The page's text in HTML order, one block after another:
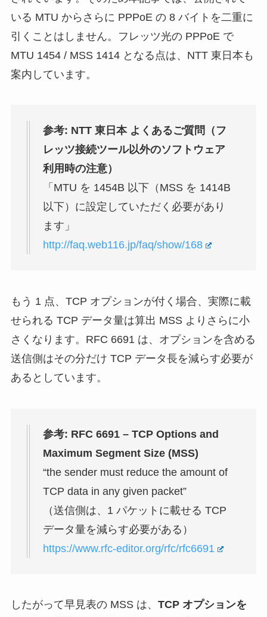
いる MTU からさらに PPPoE の 8 バイトを二重に
引くことはしません。フレッツ光の PPPoE で
MTU 1454 / MSS 1414 となる点は、NTT 東日本も
案内しています。
参考: NTT 東日本 よくあるご質問（フ
レッツ接続ツール以外のソフトウェア
利用時の注意）
「MTU を 1454B 以下（MSS を 1414B
以下）に設定していただく必要があり
ます」
http://faq.web116.jp/faq/show/168
もう 1 点、TCP オプションが付く場合、実際に載
せられる TCP データ量は算出 MSS よりさらに小
さくなります。RFC 6691 は、オプションを含める
送信側はその分だけ TCP データ長を減らす必要が
あるとしています。
参考: RFC 6691 – TCP Options and
Maximum Segment Size (MSS)
“the sender must reduce the amount of
TCP data in any given packet”
（送信側は、1 パケットに載せる TCP
データ量を減らす必要がある）
https://www.rfc-editor.org/rfc/rfc6691
したがって早見表の MSS は、 TCP オプションを